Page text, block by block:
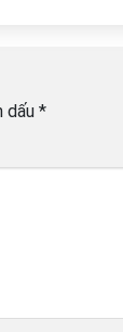
dấu *